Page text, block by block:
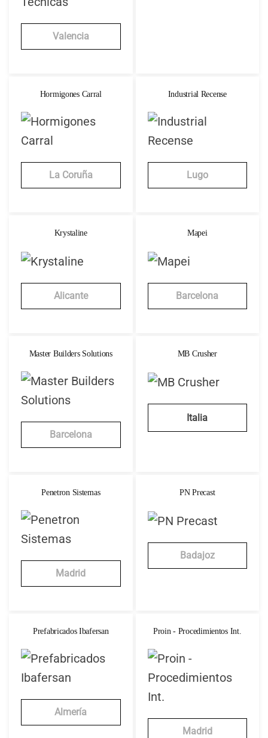
Valencia
Hormigones Carral
La Coruña
Industrial Recense
Lugo
Krystaline
Alicante
Mapei
Barcelona
Master Builders Solutions
Barcelona
MB Crusher
Italia
Penetron Sistemas
Madrid
PN Precast
Badajoz
Prefabricados Ibafersan
Almería
Proin - Procedimientos Int.
Madrid